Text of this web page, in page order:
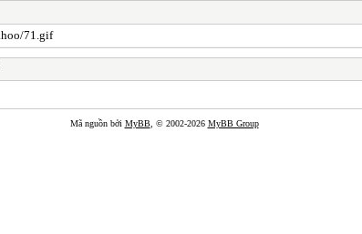
Mã nguồn bởi MyBB, © 2002-2026 MyBB Group